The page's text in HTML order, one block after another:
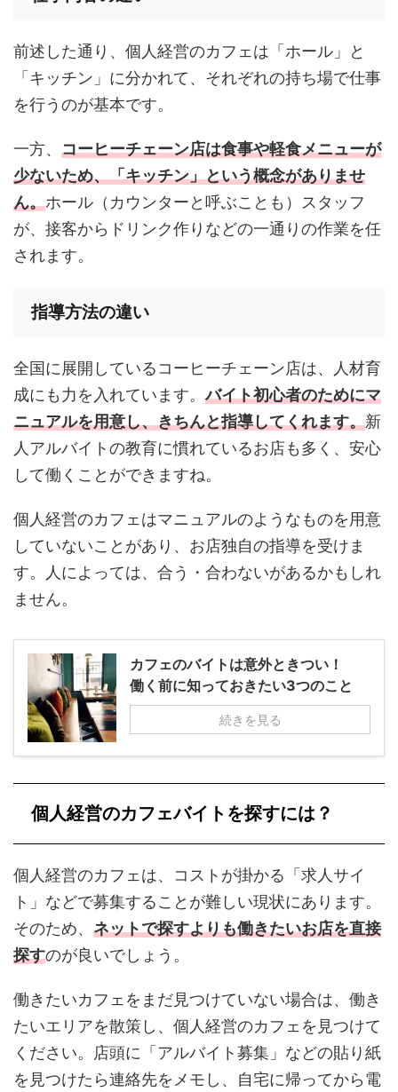
前述した通り、個人経営のカフェは「ホール」と
「キッチン」に分かれて、それぞれの持ち場で仕事
を行うのが基本です。
一方、 コーヒーチェーン店は食事や軽食メニューが
少ないため、「キッチン」という概念がありませ
ん。ホール（カウンターと呼ぶことも）スタッフ
が、接客からドリンク作りなどの一通りの作業を任
されます。
指導方法の違い
全国に展開しているコーヒーチェーン店は、人材育
成にも力を入れています。バイト初心者のためにマ
ニュアルを用意し、きちんと指導してくれます。新
人アルバイトの教育に慣れているお店も多く、安心
して働くことができますね。
個人経営のカフェはマニュアルのようなものを用意
していないことがあり、お店独自の指導を受けま
す。人によっては、合う・合わないがあるかもしれ
ません。
カフェのバイトは意外ときつい！
働く前に知っておきたい3つのこと
続きを見る
個人経営のカフェバイトを探すには？
個人経営のカフェは、コストが掛かる「求人サイ
ト」などで募集することが難しい現状にあります。
そのため、 ネットで探すよりも働きたいお店を直接
探すのが良いでしょう。
働きたいカフェをまだ見つけていない場合は、働き
たいエリアを散策し、個人経営のカフェを見つけて
ください。店頭に「アルバイト募集」などの貼り紙
を見つけたら連絡先をメモし、自宅に帰ってから電